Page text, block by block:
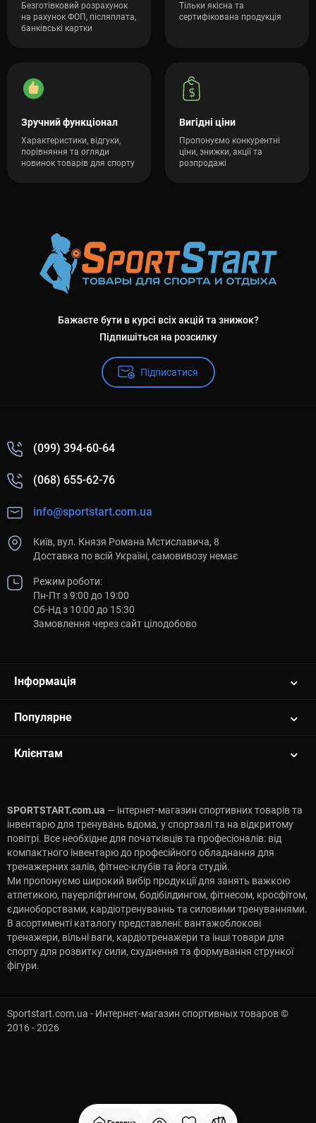
Безготівковий розрахунок
на рахунок ФОП, післяплата,
банківські картки
Тільки якісна та
сертифікована продукція
Зручний функціонал
Характеристики, відгуки,
порівняння та огляди
новинок товарів для спорту
Вигідні ціни
Пропонуємо конкурентні
ціни, знижки, акції та
розпродажі
Бажаєте бути в курсі всіх акцій та знижок?
Підпишіться на розсилку
Підписатися
(099) 394-60-64
(068) 655-62-76
info@sportstart.com.ua
Київ, вул. Князя Романа Мстиславича, 8
Доставка по всій Україні, самовивозу немає
Режим роботи:
Пн-Пт з 9:00 до 19:00
Сб-Нд з 10:00 до 15:30
Замовлення через сайт цілодобово
Інформація
Популярне
Клієнтам
SPORTSTART.com.ua — інтернет-магазин спортивних товарів та
інвентарю для тренувань вдома, у спортзалі та на відкритому
повітрі. Все необхідне для початківців та професіоналів: від
компактного інвентарю до професійного обладнання для
тренажерних залів, фітнес-клубів та йога студій.
Ми пропонуємо широкий вибір продукції для занять важкою
атлетикою, пауерліфтингом, бодібілдингом, фітнесом, кросфітом,
єдиноборствами, кардіотренуваннь та силовими тренуваннями.
В асортименті каталогу представлені: вантажоблокові
тренажери, вільні ваги, кардіотренажери та інші товари для
спорту для розвитку сили, схуднення та формування стрункої
фігури.
Sportstart.com.ua - Интернет-магазин спортивных товаров ©
2016 - 2026